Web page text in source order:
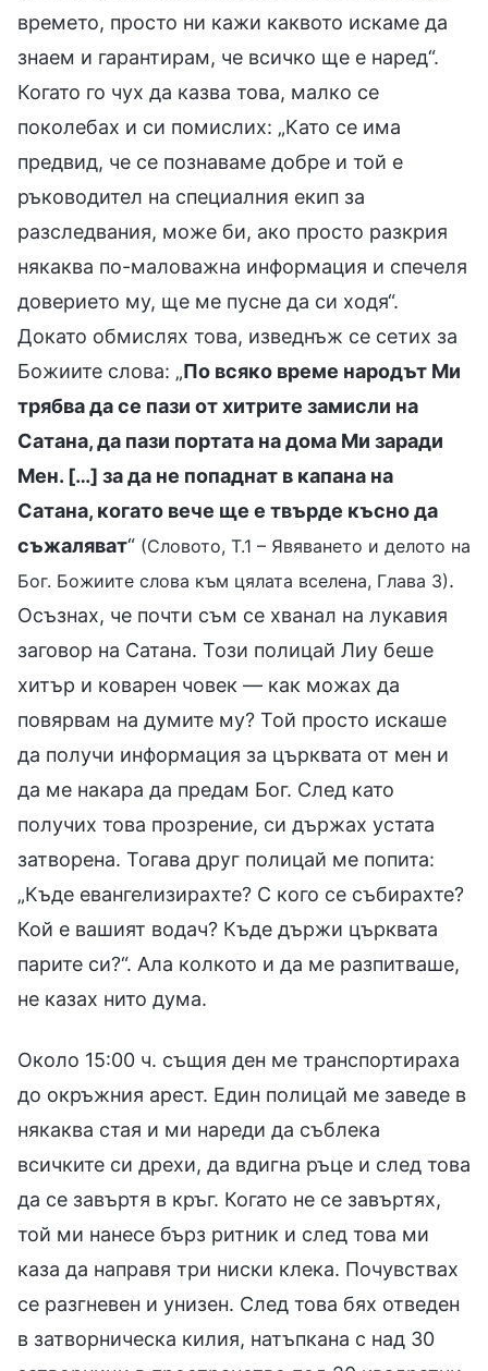
времето, просто ни кажи каквото искаме да
знаем и гарантирам, че всичко ще е наред“.
Когато го чух да казва това, малко се
поколебах и си помислих: „Като се има
предвид, че се познаваме добре и той е
ръководител на специалния екип за
разследвания, може би, ако просто разкрия
някаква по-маловажна информация и спечеля
доверието му, ще ме пусне да си ходя“.
Докато обмислях това, изведнъж се сетих за
Божиите слова: „По всяко време народът Ми
трябва да се пази от хитрите замисли на
Сатана, да пази портата на дома Ми заради
Мен. […] за да не попаднат в капана на
Сатана, когато вече ще е твърде късно да
съжаляват“ (Словото, Т.1 – Явяването и делото на
Бог. Божиите слова към цялата вселена, Глава 3).
Осъзнах, че почти съм се хванал на лукавия
заговор на Сатана. Този полицай Лиу беше
хитър и коварен човек — как можах да
повярвам на думите му? Той просто искаше
да получи информация за църквата от мен и
да ме накара да предам Бог. След като
получих това прозрение, си държах устата
затворена. Тогава друг полицай ме попита:
„Къде евангелизирахте? С кого се събирахте?
Кой е вашият водач? Къде държи църквата
парите си?“. Ала колкото и да ме разпитваше,
не казах нито дума.
Около 15:00 ч. същия ден ме транспортираха
до окръжния арест. Един полицай ме заведе в
някаква стая и ми нареди да съблека
всичките си дрехи, да вдигна ръце и след това
да се завъртя в кръг. Когато не се завъртях,
той ми нанесе бърз ритник и след това ми
каза да направя три ниски клека. Почувствах
се разгневен и унизен. След това бях отведен
в затворническа килия, натъпкана с над 30